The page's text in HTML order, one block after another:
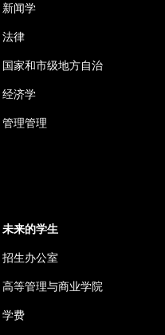
新闻学
法律
国家和市级地方自治
经济学
管理管理
未来的学生
招生办公室
高等管理与商业学院
学费